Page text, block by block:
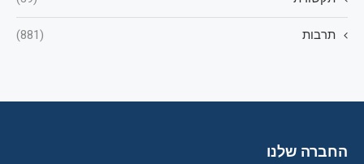
תרבות (881)
החברה שלנו